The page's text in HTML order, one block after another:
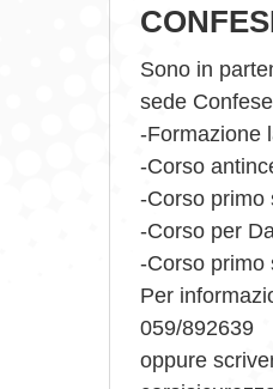
Sono in
sede
-Formazione
-Corso
-Corso primo
-Corso per
-Corso primo
Per
059/892639
oppure